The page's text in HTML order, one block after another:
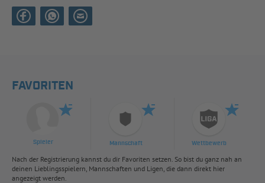
FAVORITEN
Spieler Mannschaft Wettbewerb
Nach der Registrierung kannst du dir Favoriten setzen. So bist du ganz nah an
deinen Lieblingsspielern, Mannschaften und Ligen, die dann direkt hier
angezeigt werden.